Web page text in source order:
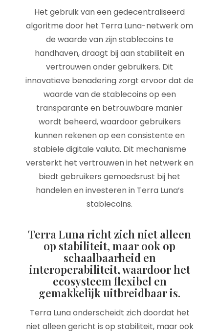
Het gebruik van een gedecentraliseerd
algoritme door het Terra Luna-netwerk om
de waarde van zijn stablecoins te
handhaven, draagt bij aan stabiliteit en
vertrouwen onder gebruikers. Dit
innovatieve benadering zorgt ervoor dat de
waarde van de stablecoins op een
transparante en betrouwbare manier
wordt beheerd, waardoor gebruikers
kunnen rekenen op een consistente en
stabiele digitale valuta. Dit mechanisme
versterkt het vertrouwen in het netwerk en
biedt gebruikers gemoedsrust bij het
handelen en investeren in Terra Luna’s
stablecoins.
Terra Luna richt zich niet alleen
op stabiliteit, maar ook op
schaalbaarheid en
interoperabiliteit, waardoor het
ecosysteem flexibel en
gemakkelijk uitbreidbaar is.
Terra Luna onderscheidt zich doordat het
niet alleen gericht is op stabiliteit, maar ook